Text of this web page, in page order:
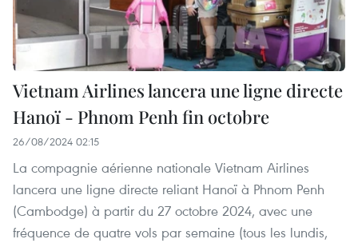
Vietnam Airlines lancera une ligne directe
Hanoï - Phnom Penh fin octobre
26/08/2024 02:15
La compagnie aérienne nationale Vietnam Airlines
lancera une ligne directe reliant Hanoï à Phnom Penh
(Cambodge) à partir du 27 octobre 2024, avec une
fréquence de quatre vols par semaine (tous les lundis,